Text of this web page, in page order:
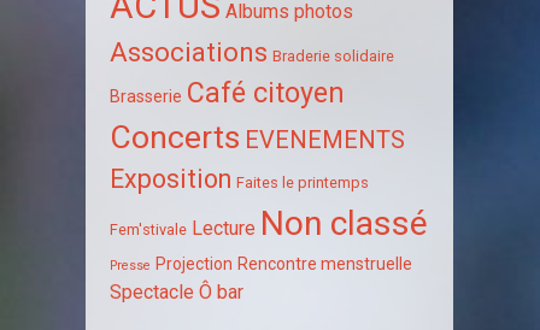
Albums photos
Associations Braderie solidaire
Brasserie Café citoyen
Concerts EVENEMENTS
Exposition Faites le printemps
Fem'stivale Lecture Non classé
Presse Projection Rencontre menstruelle
Spectacle Ô bar